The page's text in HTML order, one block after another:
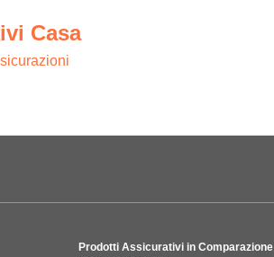
Casa
Prodotti Assicurativi in Comparazione